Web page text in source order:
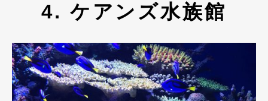
4. ケアンズ水族館